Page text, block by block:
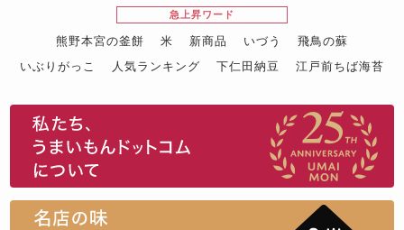
急上昇ワード
熊野本宮の釜餅 米 新商品 いづう
飛鳥の蘇
いぶりがっこ
人気ランキング 下仁田納豆
江戸前ちば海苔